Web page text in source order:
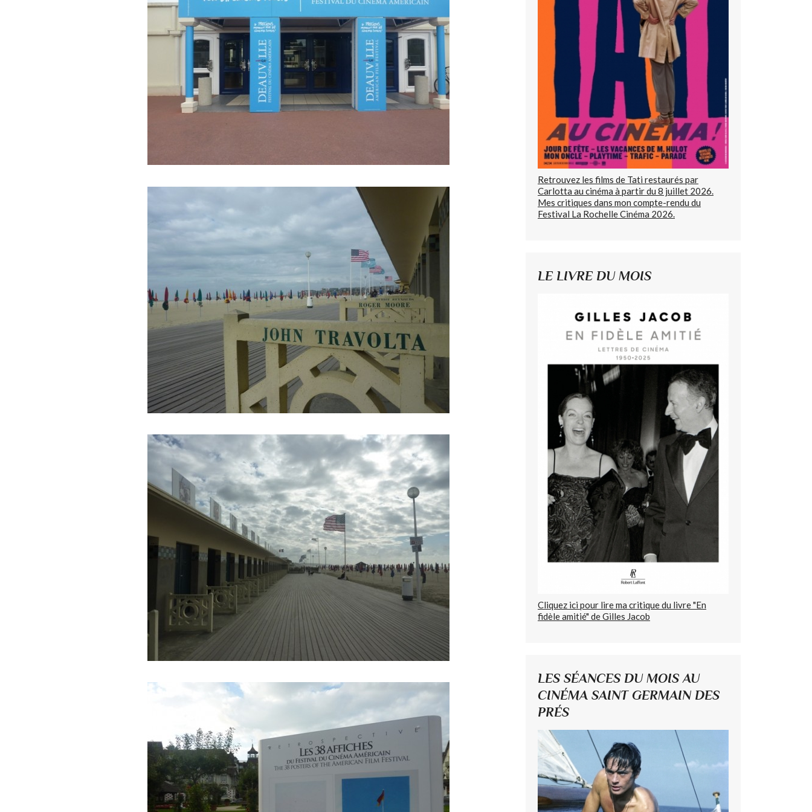
Retrouvez les films de Tati restaurés par
Carlotta au cinéma à partir du 8 juillet 2026.
Mes critiques dans mon compte-rendu du
Festival La Rochelle Cinéma 2026.
LE LIVRE DU MOIS
Cliquez ici pour lire ma critique du livre "En
fidèle amitié" de Gilles Jacob
LES SÉANCES DU MOIS AU
CINÉMA SAINT GERMAIN DES
PRÉS